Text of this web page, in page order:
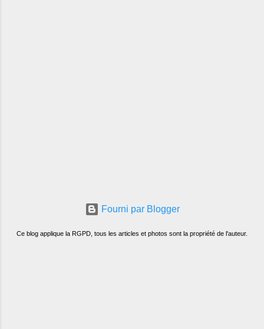
Fourni par Blogger
Ce blog applique la RGPD, tous les articles et photos sont la propriété de l'auteur.